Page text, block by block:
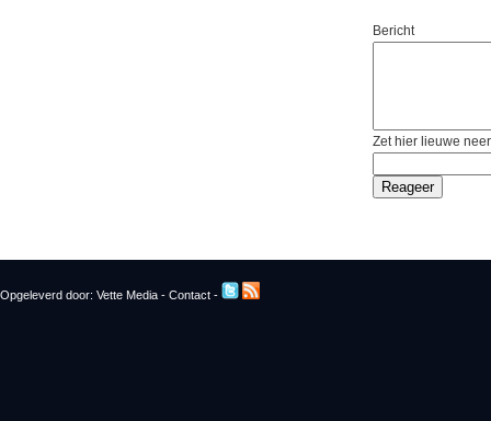
Bericht
Zet hier lieuwe
Opgeleverd door: Vette Media - Contact -